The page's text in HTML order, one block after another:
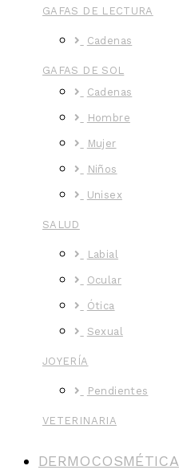
GAFAS DE LECTURA
Cadenas
GAFAS DE SOL
Cadenas
Hombre
Mujer
Niños
Unisex
SALUD
Labial
Ocular
Ótica
Sexual
JOYERÍA
Pendientes
VETERINARIA
DERMOCOSMÉTICA